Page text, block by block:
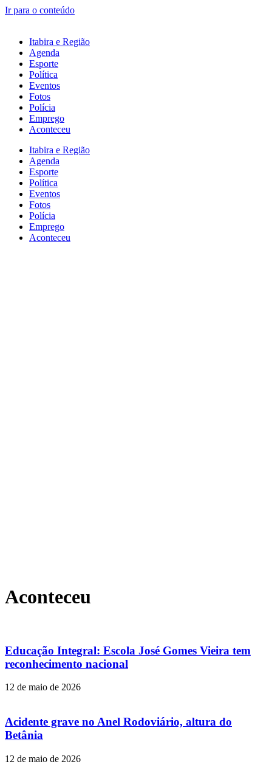
Ir para o conteúdo
Itabira e Região
Agenda
Esporte
Política
Eventos
Fotos
Polícia
Emprego
Aconteceu
Itabira e Região
Agenda
Esporte
Política
Eventos
Fotos
Polícia
Emprego
Aconteceu
Aconteceu
Educação Integral: Escola José Gomes Vieira tem
reconhecimento nacional
12 de maio de 2026
Acidente grave no Anel Rodoviário, altura do
Betânia
12 de maio de 2026